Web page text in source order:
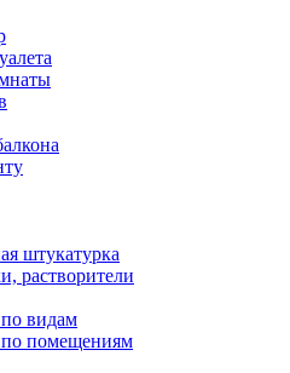
штукатурка
растворители
видам
помещениям